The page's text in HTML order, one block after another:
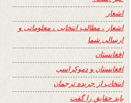
اشعار
اشعار ، مطالب انتخابی ، معلوماتی و
ارسالی شما
افغانستان
افغانستان و دموکراسی
انتخاب از جریده ترجمان
باید حقایق را گفت